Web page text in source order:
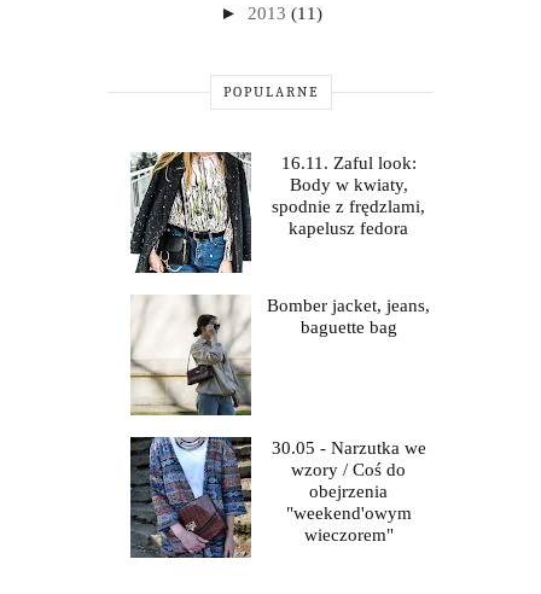
► 2013 (11)
POPULARNE
16.11. Zaful look:
Body w kwiaty,
spodnie z frędzlami,
kapelusz fedora
Bomber jacket, jeans,
baguette bag
30.05 - Narzutka we
wzory / Coś do
obejrzenia
"weekend'owym
wieczorem"